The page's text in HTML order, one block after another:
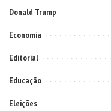
Donald Trump
Economia
Editorial
Educação
Eleições